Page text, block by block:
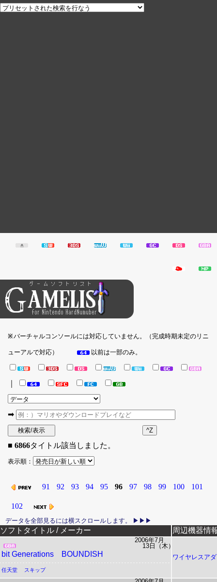
※バーチャルコンソールには対応していません。（完成時期未定のリニ
ューアルで対応） 以前は一部のみ。
➡
■ 6866タイトル該当しました。
表示順：
91 92 93 94 95 96 97 98 99 100 101
102
リース日
ソフトタイトル / メーカー 周辺機器情
2006年7月
13日（木）
bit Generations BOUNDISH ワイヤレスア
任天堂 スキップ